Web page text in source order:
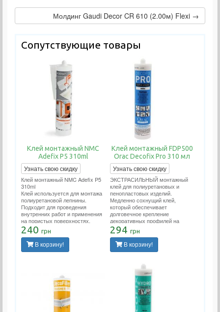
Молдинг Gaudi Decor CR 610 (2.00м) Flexi →
Сопутствующие товары
Клей монтажный NMC
Adefix P5 310ml
Узнать свою скидку
Клей монтажный NMC Adefix P5
310ml
Клей используется для монтажа
полиуретановой лепнины.
Подходит для проведения
внутренних работ и применения
на пористых поверхностях.
Расход тюбика 12 метров
погонных.
240 грн
В корзину!
Клей монтажный FDP500
Orac Decofix Pro 310 мл
Узнать свою скидку
ЭКСТРАСИЛЬНЫЙ монтажный
клей для полиуретановых и
пенопластовых изделий.
Медленно сохнущий клей,
который обеспечивает
долговечное крепление
декоративных профилей на
стенах и/или потолках. Подходит
для проведения внутренних
работ и применения на пористых
поверхностях. Расход тюбика 12
294 грн
В корзину!